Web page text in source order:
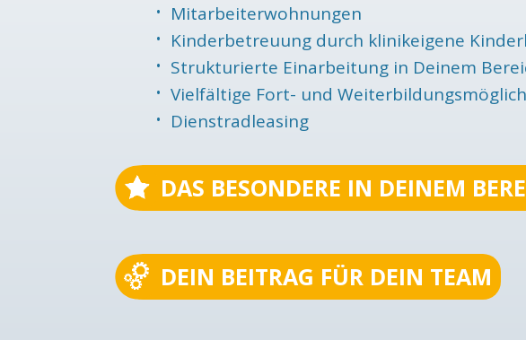
Mitarbeiterwohnungen
Kinderbetreuung durch klinikeigene
Strukturierte Einarbeitung in Deinem
Vielfältige Fort- und
Dienstradleasing
DAS BESONDERE IN DEINEM
DEIN BEITRAG FÜR DEIN TEAM